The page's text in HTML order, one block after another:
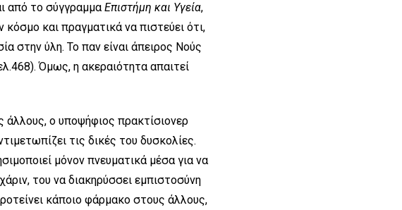
από το σύγγραμμαΕπιστήμη και Υγεία,
και πραγματικά να πιστεύει ότι,
στην ύλη. Το παν είναι άπειρος Νούς
Όμως, η ακεραιότητα απαιτεί
άλλους, ο υποψήφιος πρακτίσιονερ
τις δικές του δυσκολίες.
μόνον πνευματικά μέσα για να
του να διακηρύσσει εμπιστοσύνη
κάποιο φάρμακο στους άλλους,